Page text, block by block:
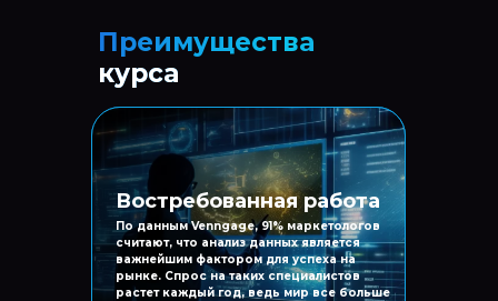
По данным Venngage, 91% маркетологов
считают, что анализ данных является
важнейшим фактором для успеха на
рынке. Спрос на таких специалистов
растет каждый год, ведь мир все больше
Востребованная работа
Преимущества
курса